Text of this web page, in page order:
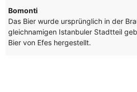
Bomonti
Das Bier wurde ursprünglich in der
gleichnamigen Istanbuler Stadtteil
Bier von Efes hergestellt.